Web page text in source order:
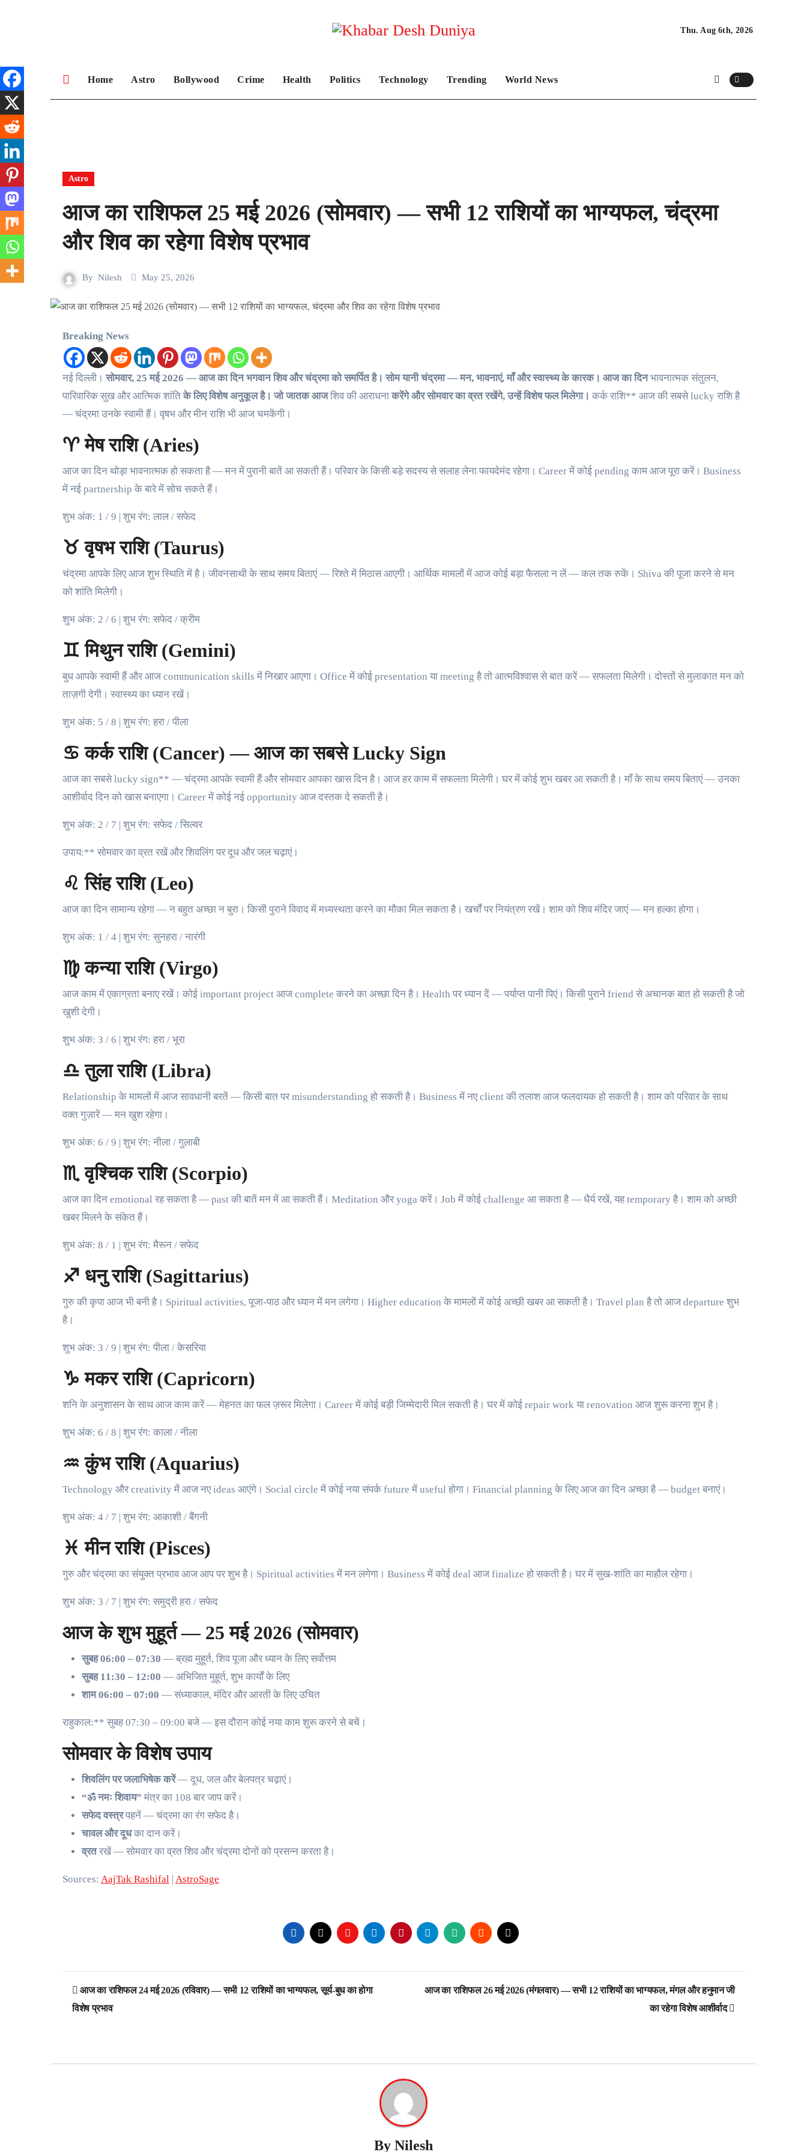
Thu. Aug 6th, 2026
Home Astro Bollywood Crime Health Politics Technology Trending World News
Astro
आज का राशिफल 25 मई 2026 (सोमवार) — सभी 12 राशियों का भाग्यफल, चंद्रमा
और शिव का रहेगा विशेष प्रभाव
By Nilesh May 25, 2026
Breaking News
नई दिल्ली। सोमवार, 25 मई 2026 — आज का दिन भगवान शिव और चंद्रमा को समर्पित है। सोम यानी चंद्रमा — मन, भावनाएं, माँ और स्वास्थ्य के कारक। आज का दिनभावनात्मक संतुलन,
पारिवारिक सुख और आत्मिक शांतिके लिए विशेष अनुकूल है। जो जातक आजशिव की आराधनाकरेंगे और सोमवार का व्रत रखेंगे, उन्हें विशेष फल मिलेगा। कर्क राशि** आज की सबसे lucky राशि है
— चंद्रमा उनके स्वामी हैं। वृषभ और मीन राशि भी आज चमकेंगी।
♈ मेष राशि (Aries)
आज का दिन थोड़ा भावनात्मक हो सकता है — मन में पुरानी बातें आ सकती हैं। परिवार के किसी बड़े सदस्य से सलाह लेना फायदेमंद रहेगा। Career में कोई pending काम आज पूरा करें। Business
में नई partnership के बारे में सोच सकते हैं।
शुभ अंक: 1 / 9 | शुभ रंग: लाल / सफेद
♉ वृषभ राशि (Taurus)
चंद्रमा आपके लिए आज शुभ स्थिति में है। जीवनसाथी के साथ समय बिताएं — रिश्ते में मिठास आएगी। आर्थिक मामलों में आज कोई बड़ा फैसला न लें — कल तक रुकें। Shiva की पूजा करने से मन
को शांति मिलेगी।
शुभ अंक: 2 / 6 | शुभ रंग: सफेद / क्रीम
♊ मिथुन राशि (Gemini)
बुध आपके स्वामी हैं और आज communication skills में निखार आएगा। Office में कोई presentation या meeting है तो आत्मविश्वास से बात करें — सफलता मिलेगी। दोस्तों से मुलाकात मन को
ताज़गी देगी। स्वास्थ्य का ध्यान रखें।
शुभ अंक: 5 / 8 | शुभ रंग: हरा / पीला
♋ कर्क राशि (Cancer) — आज का सबसे Lucky Sign
आज का सबसे lucky sign** — चंद्रमा आपके स्वामी हैं और सोमवार आपका खास दिन है। आज हर काम में सफलता मिलेगी। घर में कोई शुभ खबर आ सकती है। माँ के साथ समय बिताएं — उनका
आशीर्वाद दिन को खास बनाएगा। Career में कोई नई opportunity आज दस्तक दे सकती है।
शुभ अंक: 2 / 7 | शुभ रंग: सफेद / सिल्वर
उपाय:** सोमवार का व्रत रखें और शिवलिंग पर दूध और जल चढ़ाएं।
♌ सिंह राशि (Leo)
आज का दिन सामान्य रहेगा — न बहुत अच्छा न बुरा। किसी पुराने विवाद में मध्यस्थता करने का मौका मिल सकता है। खर्चों पर नियंत्रण रखें। शाम को शिव मंदिर जाएं — मन हल्का होगा।
शुभ अंक: 1 / 4 | शुभ रंग: सुनहरा / नारंगी
♍ कन्या राशि (Virgo)
आज काम में एकाग्रता बनाए रखें। कोई important project आज complete करने का अच्छा दिन है। Health पर ध्यान दें — पर्याप्त पानी पिएं। किसी पुराने friend से अचानक बात हो सकती है जो
खुशी देगी।
शुभ अंक: 3 / 6 | शुभ रंग: हरा / भूरा
♎ तुला राशि (Libra)
Relationship के मामलों में आज सावधानी बरतें — किसी बात पर misunderstanding हो सकती है। Business में नए client की तलाश आज फलदायक हो सकती है। शाम को परिवार के साथ
वक्त गुज़ारें — मन खुश रहेगा।
शुभ अंक: 6 / 9 | शुभ रंग: नीला / गुलाबी
♏ वृश्चिक राशि (Scorpio)
आज का दिन emotional रह सकता है — past की बातें मन में आ सकती हैं। Meditation और yoga करें। Job में कोई challenge आ सकता है — धैर्य रखें, यह temporary है। शाम को अच्छी
खबर मिलने के संकेत हैं।
शुभ अंक: 8 / 1 | शुभ रंग: मैरून / सफेद
♐ धनु राशि (Sagittarius)
गुरु की कृपा आज भी बनी है। Spiritual activities, पूजा-पाठ और ध्यान में मन लगेगा। Higher education के मामलों में कोई अच्छी खबर आ सकती है। Travel plan है तो आज departure शुभ
है।
शुभ अंक: 3 / 9 | शुभ रंग: पीला / केसरिया
♑ मकर राशि (Capricorn)
शनि के अनुशासन के साथ आज काम करें — मेहनत का फल ज़रूर मिलेगा। Career में कोई बड़ी जिम्मेदारी मिल सकती है। घर में कोई repair work या renovation आज शुरू करना शुभ है।
शुभ अंक: 6 / 8 | शुभ रंग: काला / नीला
♒ कुंभ राशि (Aquarius)
Technology और creativity में आज नए ideas आएंगे। Social circle में कोई नया संपर्क future में useful होगा। Financial planning के लिए आज का दिन अच्छा है — budget बनाएं।
शुभ अंक: 4 / 7 | शुभ रंग: आकाशी / बैंगनी
♓ मीन राशि (Pisces)
गुरु और चंद्रमा का संयुक्त प्रभाव आज आप पर शुभ है। Spiritual activities में मन लगेगा। Business में कोई deal आज finalize हो सकती है। घर में सुख-शांति का माहौल रहेगा।
शुभ अंक: 3 / 7 | शुभ रंग: समुद्री हरा / सफेद
आज के शुभ मुहूर्त — 25 मई 2026 (सोमवार)
सुबह 06:00 – 07:30 — ब्रह्म मुहूर्त, शिव पूजा और ध्यान के लिए सर्वोत्तम
सुबह 11:30 – 12:00 — अभिजित मुहूर्त, शुभ कार्यों के लिए
शाम 06:00 – 07:00 — संध्याकाल, मंदिर और आरती के लिए उचित
राहुकाल:** सुबह 07:30 – 09:00 बजे — इस दौरान कोई नया काम शुरू करने से बचें।
सोमवार के विशेष उपाय
शिवलिंग पर जलाभिषेक करें— दूध, जल और बेलपत्र चढ़ाएं।
“ॐ नमः शिवाय” मंत्र का 108 बार जाप करें।
सफेद वस्त्रपहनें — चंद्रमा का रंग सफेद है।
चावल और दूधका दान करें।
व्रतरखें — सोमवार का व्रत शिव और चंद्रमा दोनों को प्रसन्न करता है।
Sources: AajTak Rashifal AstroSage
Post
navigation
आज का राशिफल 24 मई 2026 (रविवार) — सभी 12 राशियों का भाग्यफल, सूर्य-बुध का होगा
विशेष प्रभाव
आज का राशिफल 26 मई 2026 (मंगलवार) — सभी 12 राशियों का भाग्यफल, मंगल और हनुमान जी
का रहेगा विशेष आशीर्वाद
By Nilesh